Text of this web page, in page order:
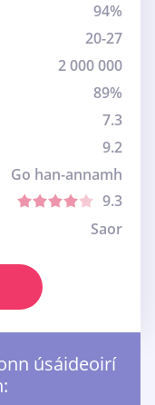
94%
20-27
2 000 000
89%
7.3
9.2
Go han-annamh
9.3
Saor
úsáideoirí